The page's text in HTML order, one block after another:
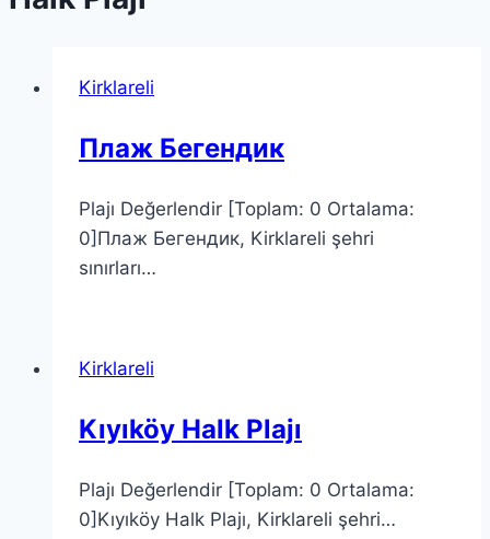
Kirklareli
Плаж Бегендик
Plajı Değerlendir [Toplam: 0 Ortalama:
0]Плаж Бегендик, Kirklareli şehri
sınırları…
Kirklareli
Kıyıköy Halk Plajı
Plajı Değerlendir [Toplam: 0 Ortalama:
0]Kıyıköy Halk Plajı, Kirklareli şehri…